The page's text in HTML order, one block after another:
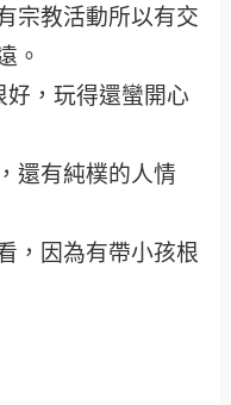
宗教活動所以有交
。
，玩得還蠻開心
還有純樸的人情
，因為有帶小孩根